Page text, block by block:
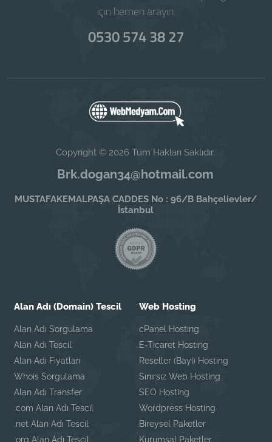
için hemen arayın.
0530 574 38 27
Copyright © 2026 Tüm Hakları Saklıdır.
Brk.dogan34@hotmail.com
MUSTAFAKEMALPAŞA CADDES No : 96/B Bahçelievler/
İstanbul
Alan Adı (Domain) Tescil
Alan Adı Sorgulama
Alan Adı Tescil
Alan Adı Fiyatları
Whois Sorgulama
Alan Adı Transfer
.com Alan Adı Tescil
.net Alan Adı Tescil
.org Alan Adı Tescil
Web Hosting
cPanel Hosting
E-Ticaret Hosting
Reseller (Bayi) Hosting
Sınırsız Web Hosting
SEO Hosting
Wordpress Hosting
Bireysel Paketler
Kurumsal Paketler